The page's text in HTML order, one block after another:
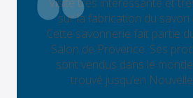
Visite très intéressante et
sur la fabrication du savon
Cette savonnerie fait partie
Salon de Provence. Ses
sont vendus dans le monde
trouvé jusqu’en